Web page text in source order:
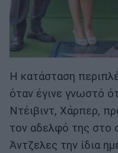
Η κατάσταση
όταν έγινε γνωστό
Ντέιβιντ, Χάρπερ,
τον αδελφό της στο
Άντζελες την ίδια